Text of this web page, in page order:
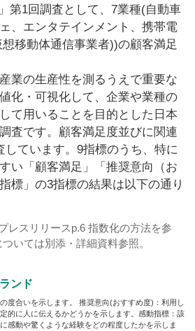
第1回調査として、7業種(自動車
、エンタテインメント、携帯電
移動体通信事業者))の顧客満足
業の生産性を測るうえで重要な
化・可視化して、企業や業種の
て用いることを目的とした日本
査です。顧客満足度並びに関連
しています。9指標のうち、特に
い「顧客満足」「推奨意向（お
標」の3指標の結果は以下の通り
レスリリースp.6 指数化の方法を参
いては別添・詳細資料参照。
ンド
度合いを示します。 推奨意向(おすすめ度)：利用し
的に人に伝えるかどうかを示します。感動指標：該
感動や驚くような経験をどの程度したかを示しま